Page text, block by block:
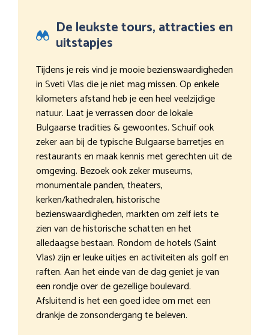
De leukste tours, attracties en
uitstapjes
Tijdens je reis vind je mooie bezienswaardigheden
in Sveti Vlas die je niet mag missen. Op enkele
kilometers afstand heb je een heel veelzijdige
natuur. Laat je verrassen door de lokale
Bulgaarse tradities & gewoontes. Schuif ook
zeker aan bij de typische Bulgaarse barretjes en
restaurants en maak kennis met gerechten uit de
omgeving. Bezoek ook zeker museums,
monumentale panden, theaters,
kerken/kathedralen, historische
bezienswaardigheden, markten om zelf iets te
zien van de historische schatten en het
alledaagse bestaan. Rondom de hotels (Saint
Vlas) zijn er leuke uitjes en activiteiten als golf en
raften. Aan het einde van de dag geniet je van
een rondje over de gezellige boulevard.
Afsluitend is het een goed idee om met een
drankje de zonsondergang te beleven.